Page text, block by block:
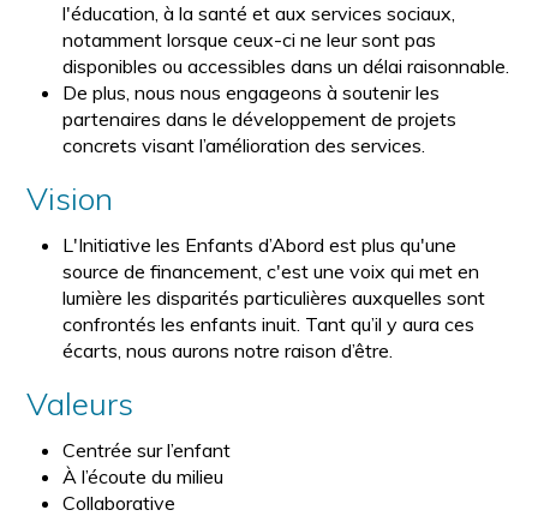
l'éducation, à la santé et aux services sociaux,
notamment lorsque ceux-ci ne leur sont pas
disponibles ou accessibles dans un délai raisonnable.
De plus, nous nous engageons à soutenir les
partenaires dans le développement de projets
concrets visant l’amélioration des services.
Vision
L'Initiative les Enfants d’Abord est plus qu'une
source de financement, c'est une voix qui met en
lumière les disparités particulières auxquelles sont
confrontés les enfants inuit. Tant qu’il y aura ces
écarts, nous aurons notre raison d’être.
Valeurs
Centrée sur l’enfant
À l’écoute du milieu
Collaborative